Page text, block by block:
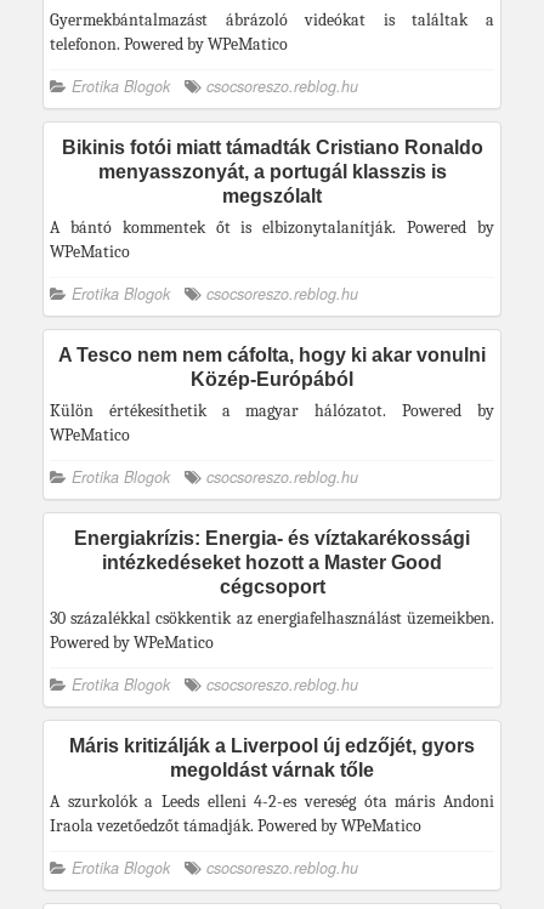
Gyermekbántalmazást ábrázoló videókat is találtak a
telefonon. Powered by WPeMatico
Erotika Blogok csocsoreszo.reblog.hu
Bikinis fotói miatt támadták Cristiano Ronaldo
menyasszonyát, a portugál klasszis is
megszólalt
A bántó kommentek őt is elbizonytalanítják. Powered by
WPeMatico
Erotika Blogok csocsoreszo.reblog.hu
A Tesco nem nem cáfolta, hogy ki akar vonulni
Közép-Európából
Külön értékesíthetik a magyar hálózatot. Powered by
WPeMatico
Erotika Blogok csocsoreszo.reblog.hu
Energiakrízis: Energia- és víztakarékossági
intézkedéseket hozott a Master Good
cégcsoport
30 százalékkal csökkentik az energiafelhasználást üzemeikben.
Powered by WPeMatico
Erotika Blogok csocsoreszo.reblog.hu
Máris kritizálják a Liverpool új edzőjét, gyors
megoldást várnak tőle
A szurkolók a Leeds elleni 4-2-es vereség óta máris Andoni
Iraola vezetőedzőt támadják. Powered by WPeMatico
Erotika Blogok csocsoreszo.reblog.hu